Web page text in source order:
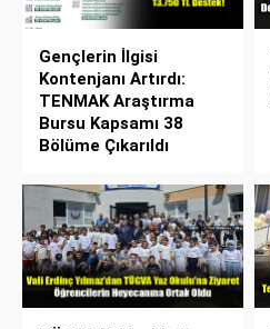
Gençlerin İlgisi
Kontenjanı Artırdı:
TENMAK Araştırma
Bursu Kapsamı 38
Bölüme Çıkarıldı